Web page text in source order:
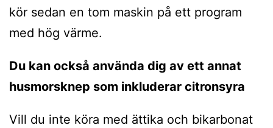
kör sedan en tom maskin på ett program
med hög värme.
Du kan också använda dig av ett annat
husmorsknep som inkluderar citronsyra
Vill du inte köra med ättika och bikarbonat